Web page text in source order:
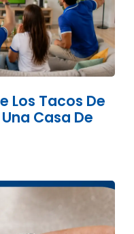
Los Tacos De
Casa De